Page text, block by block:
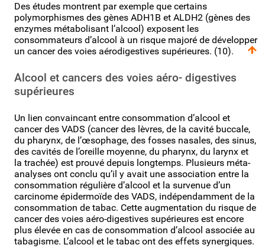
Des études montrent par exemple que certains
polymorphismes des gènes ADH1B et ALDH2 (gènes des
enzymes métabolisant l’alcool) exposent les
consommateurs d’alcool à un risque majoré de développer
un cancer des voies aérodigestives supérieures. (10).
Alcool et cancers des voies aéro- digestives
supérieures
Un lien convaincant entre consommation d’alcool et
cancer des VADS (cancer des lèvres, de la cavité buccale,
du pharynx, de l’œsophage, des fosses nasales, des sinus,
des cavités de l’oreille moyenne, du pharynx, du larynx et
la trachée) est prouvé depuis longtemps. Plusieurs méta-
analyses ont conclu qu’il y avait une association entre la
consommation régulière d’alcool et la survenue d’un
carcinome épidermoïde des VADS, indépendamment de la
consommation de tabac. Cette augmentation du risque de
cancer des voies aéro-digestives supérieures est encore
plus élevée en cas de consommation d’alcool associée au
tabagisme. L’alcool et le tabac ont des effets synergiques.